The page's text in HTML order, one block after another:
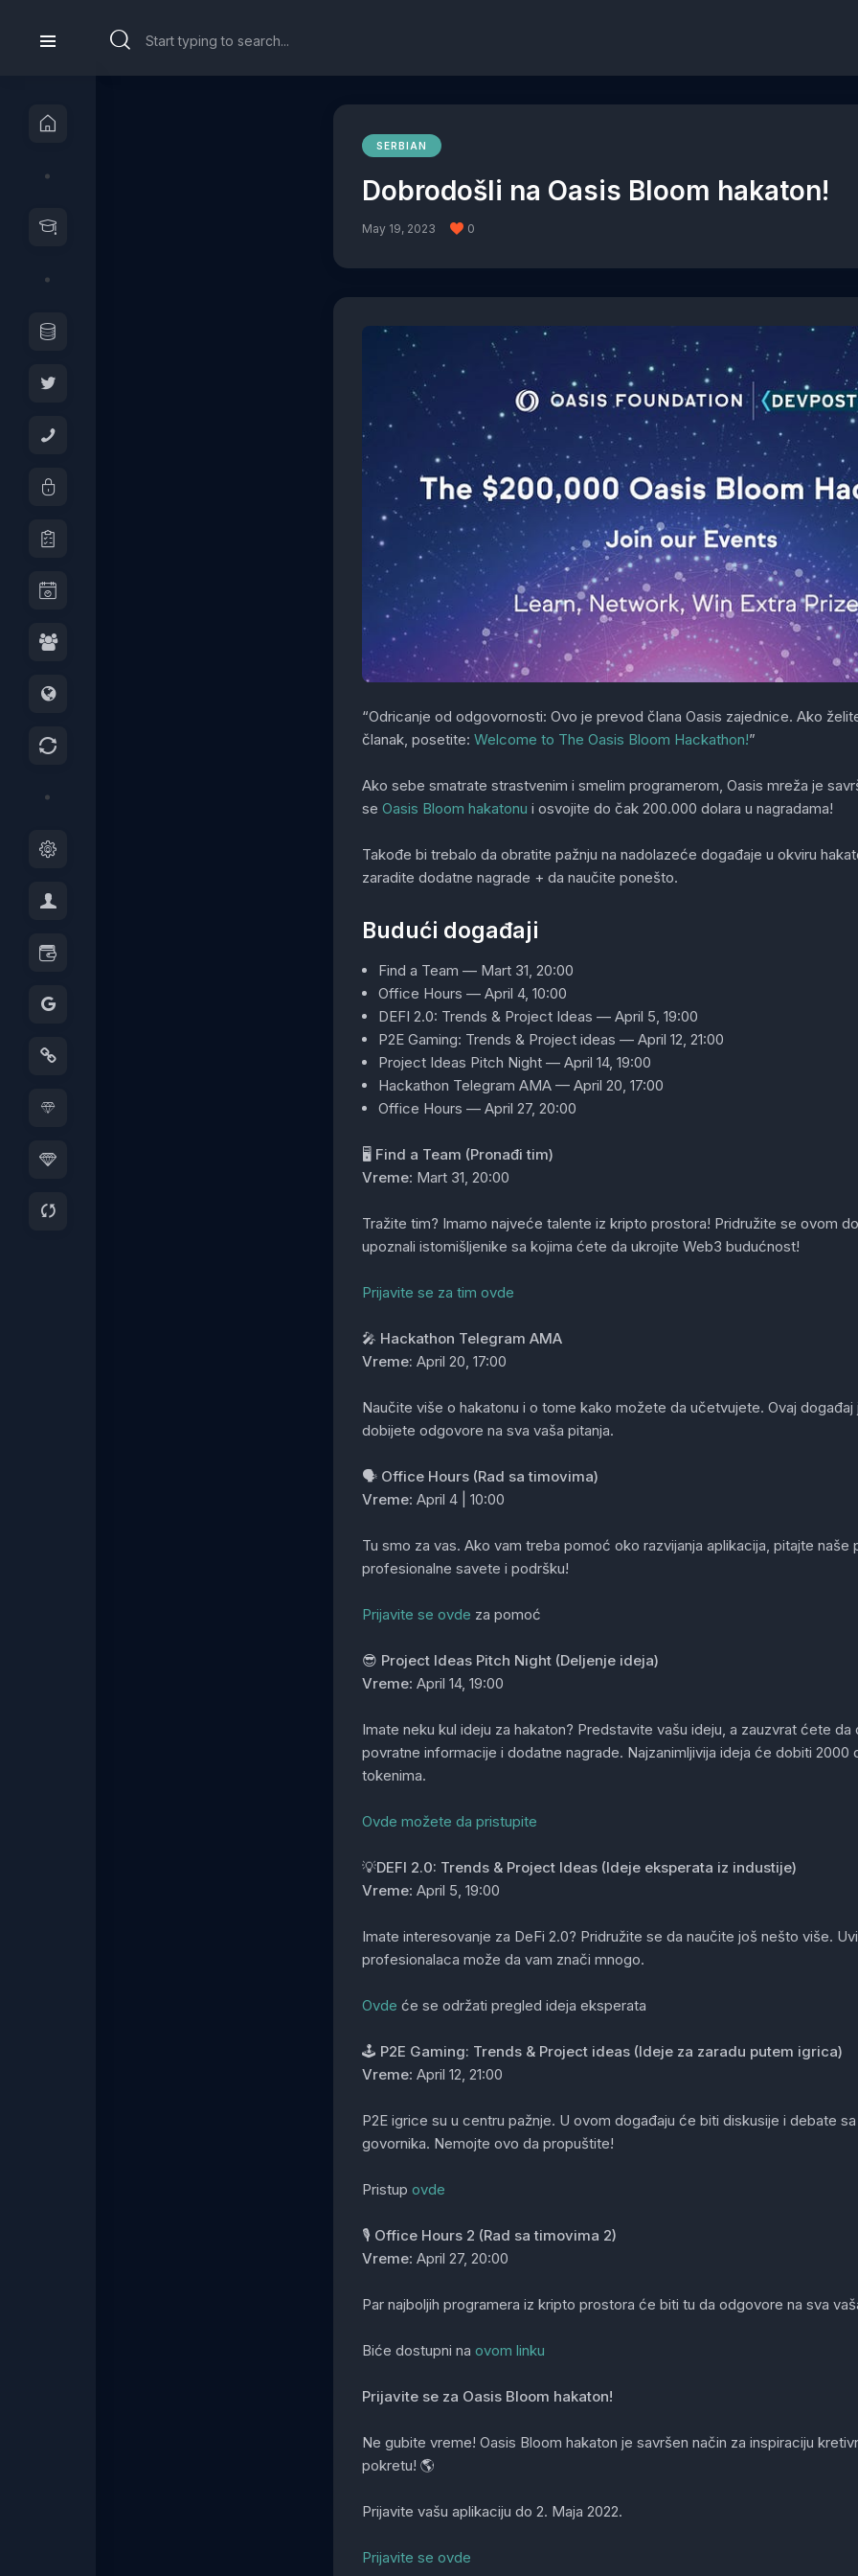
SERBIAN
Dobrodošli na Oasis Bloom hakaton!
May 19, 2023 0
“Odricanje od odgovornosti: Ovo je prevod člana Oasis zajednice. Ako
članak, posetite: Welcome to The Oasis Bloom Hackathon!”
Ako sebe smatrate strastvenim i smelim programerom, Oasis mreža je
se Oasis Bloom hakatonu i osvojite do čak 200.000 dolara u nagradama!
Takođe bi trebalo da obratite pažnju na nadolazeće događaje u okviru
zaradite dodatne nagrade + da naučite ponešto.
Budući događaji
Find a Team — Mart 31, 20:00
Office Hours — April 4, 10:00
DEFI 2.0: Trends & Project Ideas — April 5, 19:00
P2E Gaming: Trends & Project ideas — April 12, 21:00
Project Ideas Pitch Night — April 14, 19:00
Hackathon Telegram AMA — April 20, 17:00
Office Hours — April 27, 20:00
🖥️ Find a Team (Pronađi tim)
Vreme: Mart 31, 20:00
Tražite tim? Imamo najveće talente iz kripto prostora! Pridružite se ovom
upoznali istomišljenike sa kojima ćete da ukrojite Web3 budućnost!
Prijavite se za tim ovde
🎤 Hackathon Telegram AMA
Vreme: April 20, 17:00
Naučite više o hakatonu i o tome kako možete da učetvujete. Ovaj događaj
dobijete odgovore na sva vaša pitanja.
🗣️ Office Hours (Rad sa timovima)
Vreme: April 4 | 10:00
Tu smo za vas. Ako vam treba pomoć oko razvijanja aplikacija, pitajte
profesionalne savete i podršku!
Prijavite se ovde za pomoć
😎 Project Ideas Pitch Night (Deljenje ideja)
Vreme: April 14, 19:00
Imate neku kul ideju za hakaton? Predstavite vašu ideju, a zauzvrat ćete
povratne informacije i dodatne nagrade. Najzanimljivija ideja će dobiti 2000
tokenima.
Ovde možete da pristupite
💡DEFI 2.0: Trends & Project Ideas (Ideje eksperata iz industije)
Vreme: April 5, 19:00
Imate interesovanje za DeFi 2.0? Pridružite se da naučite još nešto više.
profesionalaca može da vam znači mnogo.
Ovde će se održati pregled ideja eksperata
🕹️ P2E Gaming: Trends & Project ideas (Ideje za zaradu putem igrica)
Vreme: April 12, 21:00
P2E igrice su u centru pažnje. U ovom događaju će biti diskusije i debate
govornika. Nemojte ovo da propuštite!
Pristup ovde
🎙️ Office Hours 2 (Rad sa timovima 2)
Vreme: April 27, 20:00
Par najboljih programera iz kripto prostora će biti tu da odgovore na sva
Biće dostupni na ovom linku
Prijavite se za Oasis Bloom hakaton!
Ne gubite vreme! Oasis Bloom hakaton je savršen način za inspiraciju
pokretu! 🌎
Prijavite vašu aplikaciju do 2. Maja 2022.
Prijavite se ovde